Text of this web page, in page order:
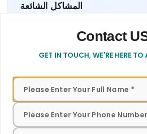
المشاكل الشائعة
تصميم غلاف البطارية غير الآمن
الحرارة أثناء التشغيل غير الطبيعي
الحلول وأفضل الممارسات
إجراء اختبار الامتثال المسبق
البطاريات والمكونات المعتمدة
Contact
Contact form to get in touch with our
GET IN TOUCH, WE'RE HERE TO